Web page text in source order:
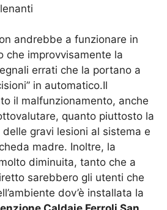
andrebbe a funzionare in
che improvvisamente la
errati che la portano a
in automatico.Il
il malfunzionamento, anche
quanto piuttosto la
gravi lesioni al sistema e
madre. Inoltre, la
diminuita, tanto che a
sarebbero gli utenti che
dov’è installata la